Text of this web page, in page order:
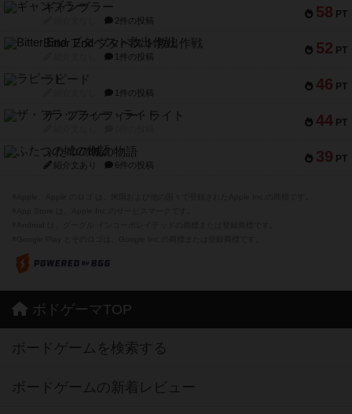
58 PT
ギャンブラー
2件の投稿
52 PT
Bitter End ブタペスト救出作戦
1件の投稿
46 PT
ラピード
1件の投稿
44 PT
ザ・フラッフィー・ライト
39 PT
ふたつの城の物語
紹介文あり 6件の投稿
ボドゲーマTOP
ボードゲームを検索する
ボードゲームの新着レビュー